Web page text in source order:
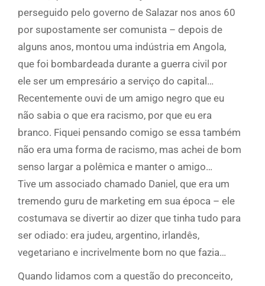
perseguido pelo governo de Salazar nos anos 60
por supostamente ser comunista – depois de
alguns anos, montou uma indústria em Angola,
que foi bombardeada durante a guerra civil por
ele ser um empresário a serviço do capital…
Recentemente ouvi de um amigo negro que eu
não sabia o que era racismo, por que eu era
branco. Fiquei pensando comigo se essa também
não era uma forma de racismo, mas achei de bom
senso largar a polêmica e manter o amigo…
Tive um associado chamado Daniel, que era um
tremendo guru de marketing em sua época – ele
costumava se divertir ao dizer que tinha tudo para
ser odiado: era judeu, argentino, irlandês,
vegetariano e incrivelmente bom no que fazia…
Quando lidamos com a questão do preconceito,